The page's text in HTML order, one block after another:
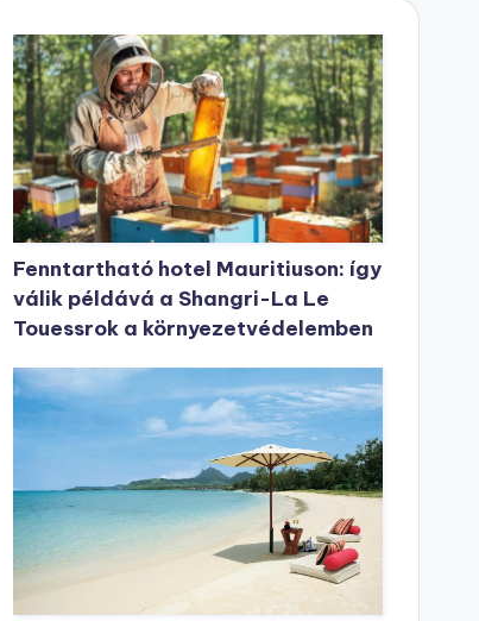
Fenntartható hotel Mauritiuson: így
válik példává a Shangri-La Le
Touessrok a környezetvédelemben